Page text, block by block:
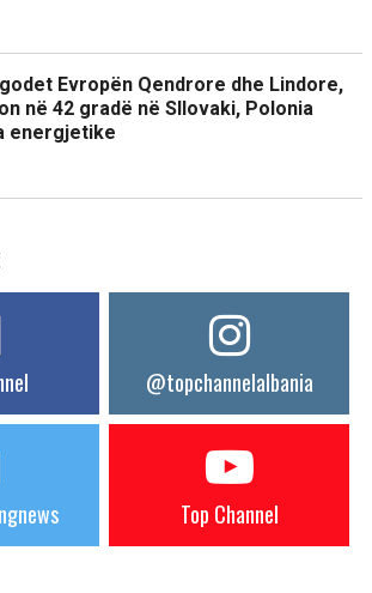
Evropën Qendrore dhe Lindore,
në 42 gradë në Sllovaki, Polonia
energjetike
@topchannelalbania
Top Channel